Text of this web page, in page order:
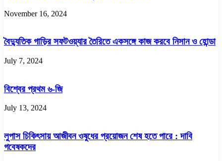
November 16, 2024
বৈদ্যুতিক গাড়ির সফটওয়্যার তৈরিতে একসঙ্গে কাজ করবে নিসান ও হোন্ডা
July 7, 2024
বিশ্বের প্রথম ৬-জি
July 13, 2024
লুপাস চিকিৎসায় আজীবন ওষুধের প্রয়োজন শেষ হতে পারে : দাবি
গবেষকদের